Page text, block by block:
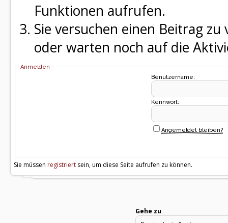
Funktionen aufrufen.
Sie versuchen einen Beitrag
oder warten noch auf die
Anmelden
Benutzername:
Kennwort:
Angemeldet bleiben?
Sie müssen registriert sein, um diese Seite aufrufen zu können.
Gehe zu